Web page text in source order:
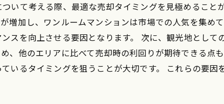
いて考える際、最適な売却タイミングを見極めること
増加し、ワンルームマンションは市場での人気を集め
スを向上させる要因となります。 次に、観光地とし
、他のエリアに比べて売却時の利回りが期待できる点
いるタイミングを狙うことが大切です。 これらの要